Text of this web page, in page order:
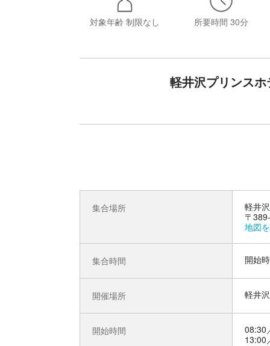
対象年齢 制限なし 所要時間 30分
軽井沢プリンス
集合場所
軽井
〒
地図
集合時間 開始
開催場所 軽井
開始時間
08:30
13:00